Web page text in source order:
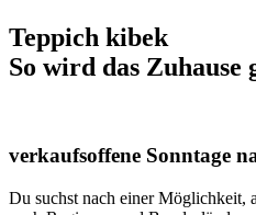
Teppich kibek
So wird das Zuhause
verkaufsoffene Sonntage
Du suchst nach einer Möglichkeit,